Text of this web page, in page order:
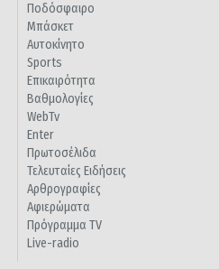
Ποδόσφαιρο
Μπάσκετ
Αυτοκίνητο
Sports
Επικαιρότητα
Βαθμολογίες
WebTv
Enter
Πρωτοσέλιδα
Τελευταίες Ειδήσεις
Αρθρογραφίες
Αφιερώματα
Πρόγραμμα TV
Live-radio